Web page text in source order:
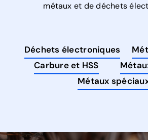
métaux et de déchets
Déchets électroniques
Carbure et HSS
Métaux